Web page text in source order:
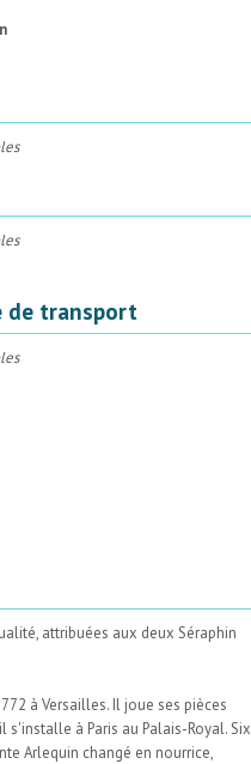
de transport
attribuées aux deux Séraphin
à Versailles. Il joue ses pièces
à Paris au Palais-Royal. Six
Arlequin changé en nourrice,